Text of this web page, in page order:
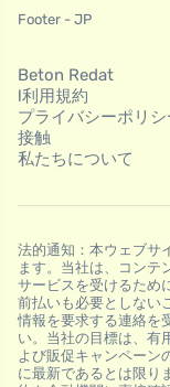
Footer - JP
Beton Redat
l利用規約
プライバシーポリシ
接触
私たちについて
法的通知：本ウェブサ
ます。当社は、コンテ
サービスを受けるため
前払いも必要としない
情報を要求する連絡を
い。当社の目標は、有
よび販促キャンペーン
に最新であるとは限り